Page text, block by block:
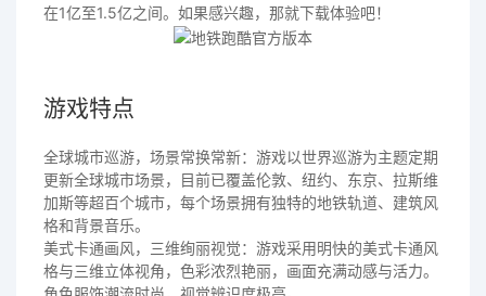
在1亿至1.5亿之间。如果感兴趣，那就下载体验吧！
游戏特点
全球城市巡游，场景常换常新：游戏以世界巡游为主题定期
更新全球城市场景，目前已覆盖伦敦、纽约、东京、拉斯维
加斯等超百个城市，每个场景拥有独特的地铁轨道、建筑风
格和背景音乐。
美式卡通画风，三维绚丽视觉：游戏采用明快的美式卡通风
格与三维立体视角，色彩浓烈艳丽，画面充满动感与活力。